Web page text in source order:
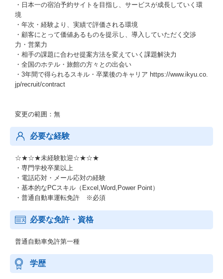
・日本一の宿泊予約サイトを目指し、サービスが成長していく環
境
・年次・経験より、実績で評価される環境
・顧客にとって価値あるものを提示し、導入していただく交渉
力・営業力
・相手の課題に合わせ提案方法を変えていく課題解決力
・全国のホテル・旅館の方々との出会い
・3年間で得られるスキル・卒業後のキャリア https://www.ikyu.co.
jp/recruit/contract
変更の範囲：無
必要な経験
☆★☆★未経験歓迎☆★☆★
・専門学校卒業以上
・電話応対・メール応対の経験
・基本的なPCスキル（Excel,Word,Power Point）
・普通自動車運転免許 ※必須
必要な免許・資格
普通自動車免許第一種
学歴